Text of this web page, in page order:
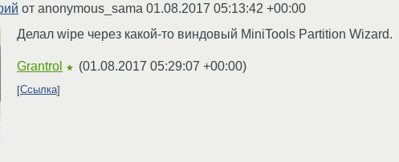
от anonymous_sama 01.08.2017 05:13:42 +00:00
Делал wipe через какой-то виндовый MiniTools Partition Wizard.
Grantrol ★ (01.08.2017 05:29:07 +00:00)
Ссылка